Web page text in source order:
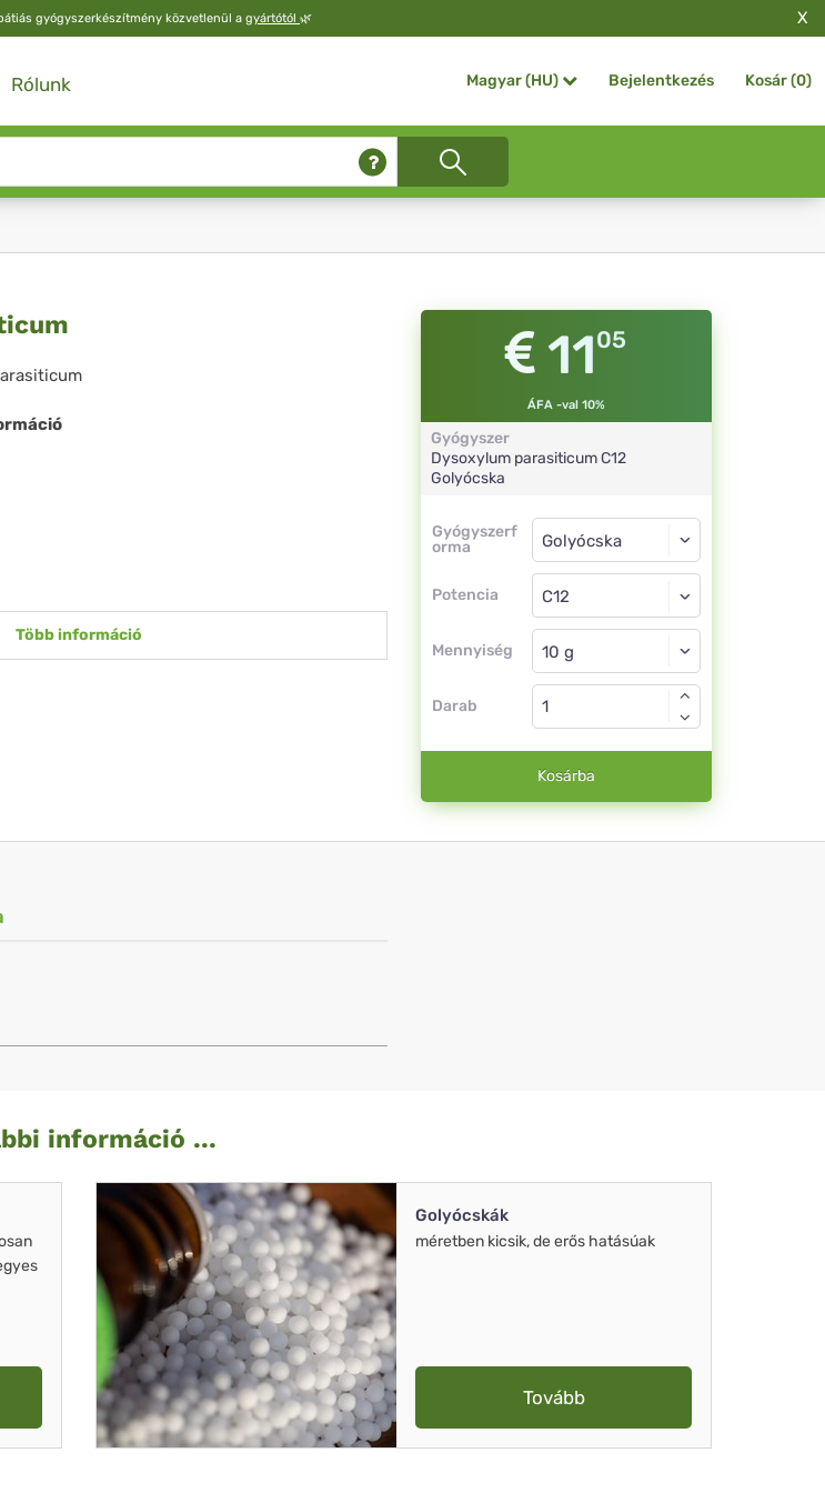
gyógyszerkészítmény közvetlenül a gyártótól 🌿 X
Rólunk Magyar (HU) Bejelentkezés Kosár (0)
Több információ
1105
ÁFA -val 10%
Gyógyszer
Dysoxylum parasiticumC12
Golyócska
Gyógyszerf
orma
Gyógyszerforma
Potencia
Golyócska
C12
Mennyiség
Golyócska
Darab
Kosárba
információ ...
Golyócskák
méretben kicsik, de erős hatásúak
Tovább